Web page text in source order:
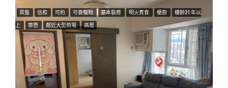
買盤 信和 可約 可養寵物 基本裝修 明火煮食 梗廚 樓齡31年以
上 華懋 鄰近大型商場 高層